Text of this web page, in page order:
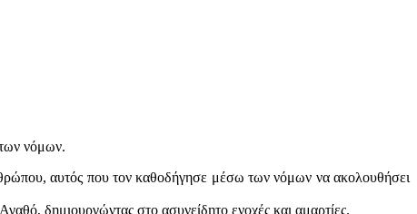
νόμων.
αυτός που τον καθοδήγησε μέσω των νόμων να ακολουθήσει
δημιουργώντας στο ασυνείδητο ενοχές και αμαρτίες.